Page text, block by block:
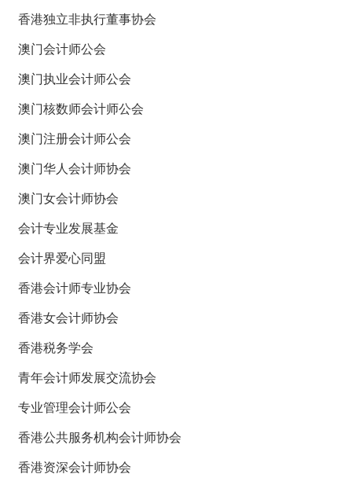
香港独立非执行董事协会
澳门会计师公会
澳门执业会计师公会
澳门核数师会计师公会
澳门注册会计师公会
澳门华人会计师协会
澳门女会计师协会
会计专业发展基金
会计界爱心同盟
香港会计师专业协会
香港女会计师协会
香港税务学会
青年会计师发展交流协会
专业管理会计师公会
香港公共服务机构会计师协会
香港资深会计师协会